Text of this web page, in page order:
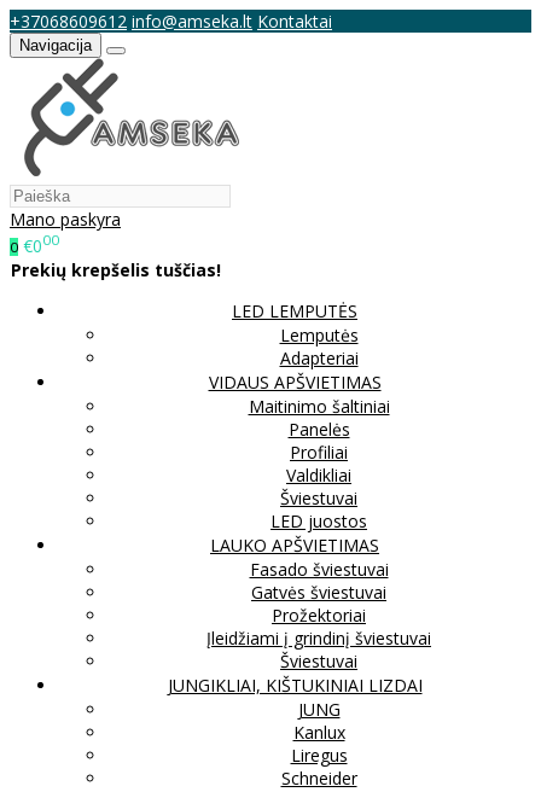
+37068609612 info@amseka.lt Kontaktai
Navigacija
Mano paskyra
0 €000
Prekių krepšelis tuščias!
LED LEMPUTĖS
Lemputės
Adapteriai
VIDAUS APŠVIETIMAS
Maitinimo šaltiniai
Panelės
Profiliai
Valdikliai
Šviestuvai
LED juostos
LAUKO APŠVIETIMAS
Fasado šviestuvai
Gatvės šviestuvai
Prožektoriai
Įleidžiami į grindinį šviestuvai
Šviestuvai
JUNGIKLIAI, KIŠTUKINIAI LIZDAI
JUNG
Kanlux
Liregus
Schneider